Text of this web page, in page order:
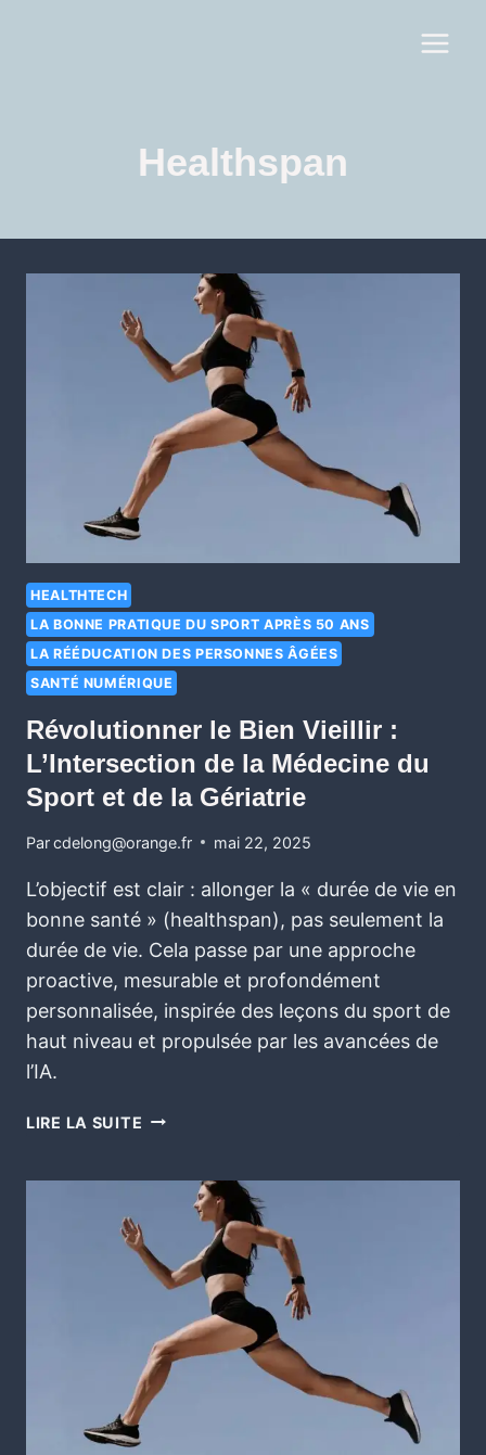
Healthspan
HEALTHTECH
LA BONNE PRATIQUE DU SPORT APRÈS 50 ANS
LA RÉÉDUCATION DES PERSONNES ÂGÉES
SANTÉ NUMÉRIQUE
Révolutionner le Bien Vieillir :
L’Intersection de la Médecine du
Sport et de la Gériatrie
Parcdelong@orange.fr mai 22, 2025
L’objectif est clair : allonger la « durée de vie en
bonne santé » (healthspan), pas seulement la
durée de vie. Cela passe par une approche
proactive, mesurable et profondément
personnalisée, inspirée des leçons du sport de
haut niveau et propulsée par les avancées de
l’IA.
LIRE LA SUITE